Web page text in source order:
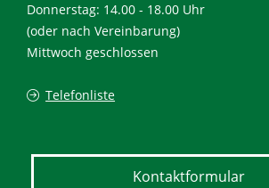
Donnerstag: 14.00 - 18.00 Uhr
(oder nach Vereinbarung)
Mittwoch geschlossen
Telefonliste
Kontaktformular